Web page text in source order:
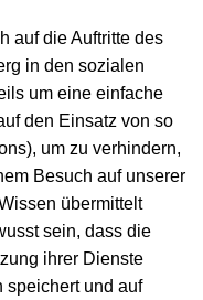
auf die Auftritte des
in den sozialen
um eine einfache
den Einsatz von so
um zu verhindern,
Besuch auf unserer
übermittelt
sein, dass die
ihrer Dienste
speichert und auf